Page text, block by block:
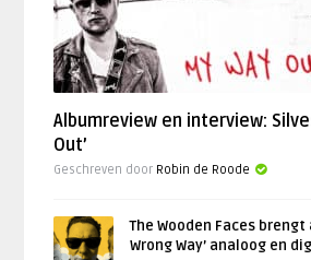
Albumreview en interview:
Out’
Geschreven door Robin de Roode
The Wooden Faces
Wrong Way’ analoog en